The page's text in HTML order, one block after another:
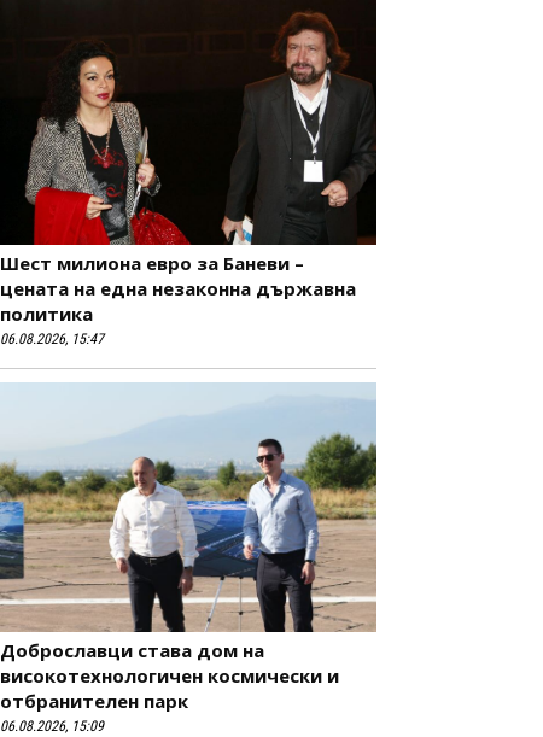
Шест милиона евро за Баневи –
цената на една незаконна държавна
политика
06.08.2026, 15:47
Доброславци става дом на
високотехнологичен космически и
отбранителен парк
06.08.2026, 15:09